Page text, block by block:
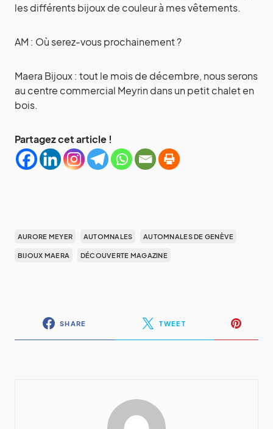
les différents bijoux de couleur à mes vêtements.
AM : Où serez-vous prochainement ?
Maera Bijoux : tout le mois de décembre, nous serons
au centre commercial Meyrin dans un petit chalet en
bois.
Partagez cet article !
AURORE MEYER AUTOMNALES AUTOMNALES DE GENÈVE
BIJOUX MAERA DÉCOUVERTE MAGAZINE
SHARE TWEET